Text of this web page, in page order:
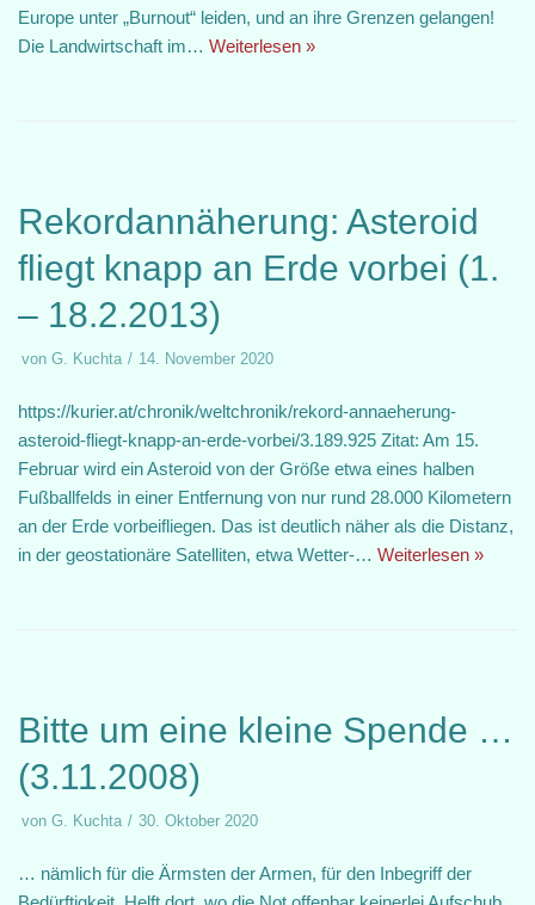
Europe unter „Burnout“ leiden, und an ihre Grenzen gelangen!
Die Landwirtschaft im… Weiterlesen »
Rekordannäherung: Asteroid
fliegt knapp an Erde vorbei (1.
– 18.2.2013)
von G. Kuchta 14. November 2020
https://kurier.at/chronik/weltchronik/rekord-annaeherung-
asteroid-fliegt-knapp-an-erde-vorbei/3.189.925 Zitat: Am 15.
Februar wird ein Asteroid von der Größe etwa eines halben
Fußballfelds in einer Entfernung von nur rund 28.000 Kilometern
an der Erde vorbeifliegen. Das ist deutlich näher als die Distanz,
in der geostationäre Satelliten, etwa Wetter-… Weiterlesen »
Bitte um eine kleine Spende …
(3.11.2008)
von G. Kuchta 30. Oktober 2020
… nämlich für die Ärmsten der Armen, für den Inbegriff der